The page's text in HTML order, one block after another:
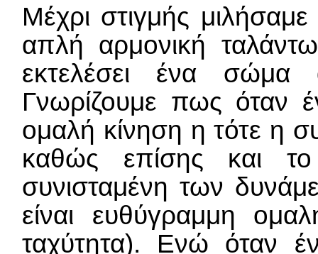
Μέχρι στιγμής
απλή αρμονική
εκτελέσει ένα σώμα
Γνωρίζουμε πως όταν
ομαλή κίνηση η τότε η
καθώς επίσης και
συνισταμένη των
είναι ευθύγραμμη
ταχύτητα). Ενώ όταν